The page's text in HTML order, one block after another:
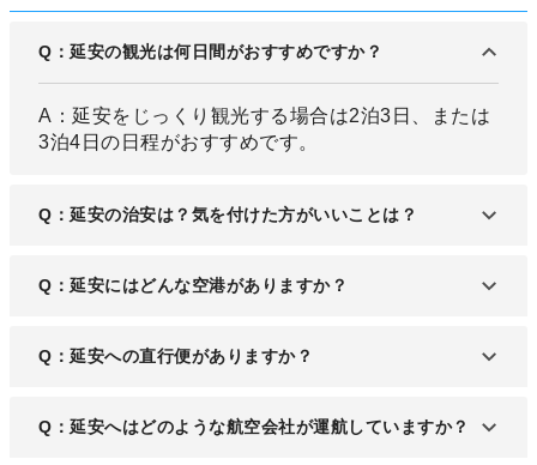
Q：延安の観光は何日間がおすすめですか？
A：延安をじっくり観光する場合は2泊3日、または
3泊4日の日程がおすすめです。
Q：延安の治安は？気を付けた方がいいことは？
A：延安周辺の治安状態は必ずしも万全ではありま
Q：延安にはどんな空港がありますか？
A：延安には「延安空港」があります。
Q：延安への直行便がありますか？
A：延安空港への日本からの直行便はありません。
Q：延安へはどのような航空会社が運航していますか？